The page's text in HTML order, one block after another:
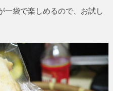
一袋で楽しめるので、お試し